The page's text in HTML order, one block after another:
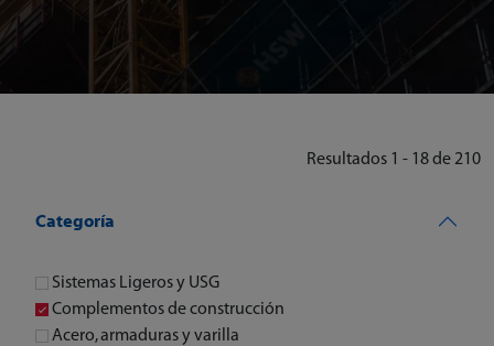
Resultados 1 - 18 de 210
Categoría
Sistemas Ligeros y USG
Complementos de construcción
Acero, armaduras y varilla